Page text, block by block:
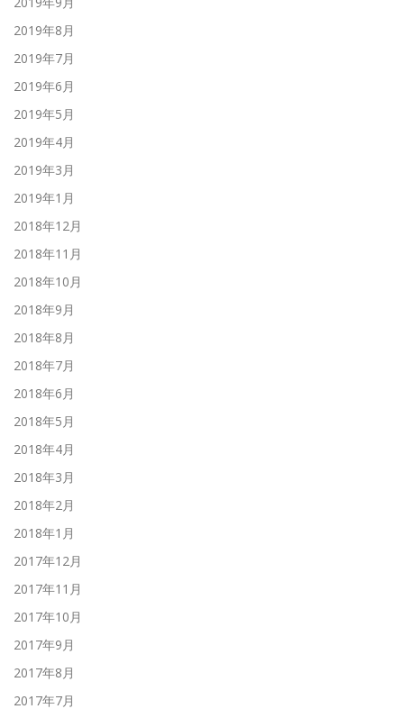
2019年8月
2019年7月
2019年6月
2019年5月
2019年4月
2019年3月
2019年1月
2018年12月
2018年11月
2018年10月
2018年9月
2018年8月
2018年7月
2018年6月
2018年5月
2018年4月
2018年3月
2018年2月
2018年1月
2017年12月
2017年11月
2017年10月
2017年9月
2017年8月
2017年7月